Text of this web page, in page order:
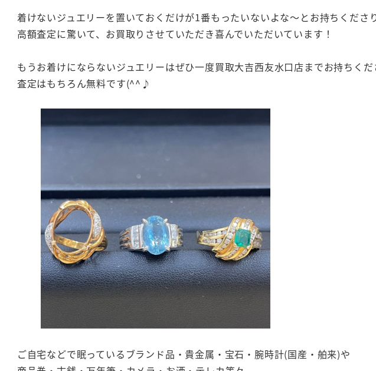
着けないジュエリーを置いておくだけが1番もったいないよな～とお持ちくださ
高額査定に驚いて、お買取りさせていただき喜んでいただいています！
もうお着けにならないジュエリーはぜひ一度買取大吉西友水口店までお持ちくだ
査定はもちろん無料です(^^♪
ご自宅などで眠っているブランド品・貴金属・宝石・腕時計(国産・舶来)や